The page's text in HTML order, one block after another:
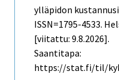
ylläpidon
ISSN=1795-4533.
[viitattu: 9.8.2026].
Saantitapa:
https://stat.fi/til/